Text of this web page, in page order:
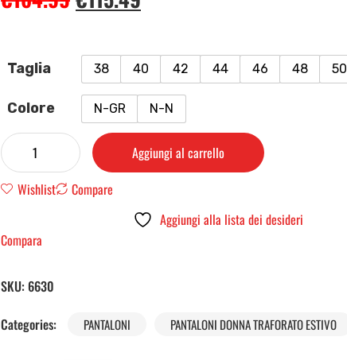
Taglia 38 40 42 44 46 48 50
Colore N-GR N-N
Aggiungi al carrello
Wishlist
Compare
Aggiungi alla lista dei desideri
Compara
SKU: 6630
Categories:
PANTALONI PANTALONI DONNA TRAFORATO ESTIVO